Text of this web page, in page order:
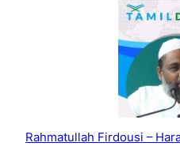
Rahmatullah Firdousi –